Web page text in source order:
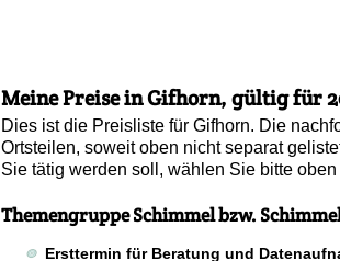
Meine Preise in Gifhorn, gültig für
Dies ist die Preisliste für Gifhorn. Die
Ortsteilen, soweit oben nicht separat
Sie tätig werden soll, wählen Sie bitte oben
Themengruppe Schimmel bzw.
Ersttermin für Beratung und